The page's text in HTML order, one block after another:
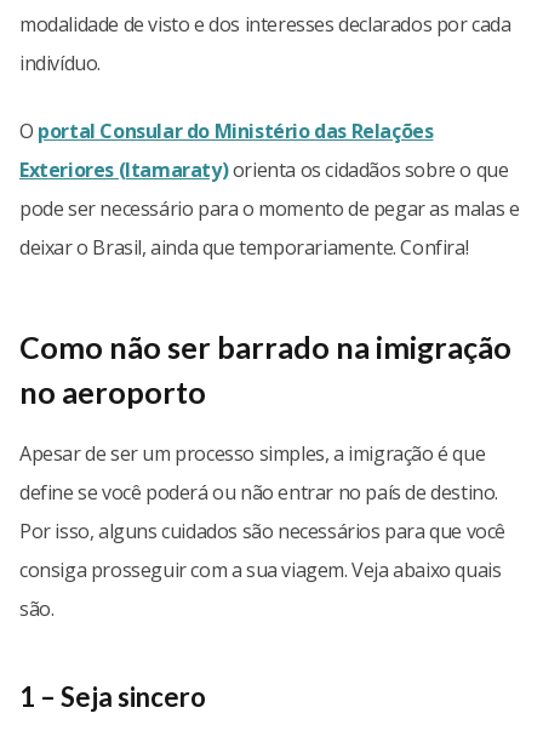
modalidade de visto e dos interesses declarados por cada
indivíduo.
O portal Consular do Ministério das Relações
Exteriores (Itamaraty)orienta os cidadãos sobre o que
pode ser necessário para o momento de pegar as malas e
deixar o Brasil, ainda que temporariamente. Confira!
Como não ser barrado na imigração
no aeroporto
Apesar de ser um processo simples, a imigração é que
define se você poderá ou não entrar no país de destino.
Por isso, alguns cuidados são necessários para que você
consiga prosseguir com a sua viagem. Veja abaixo quais
são.
1 – Seja sincero